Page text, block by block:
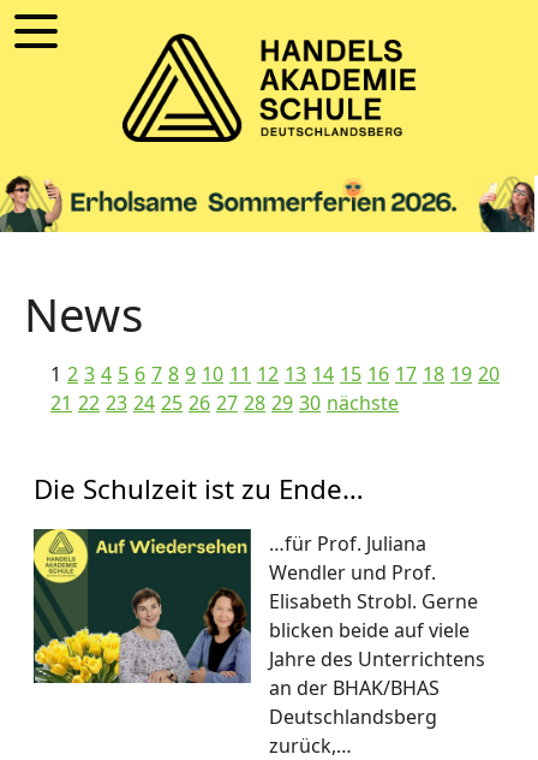
News
1 2 3 4 5 6 7 8 9 10 11 12 13 14 15 16 17 18 19 20
21 22 23 24 25 26 27 28 29 30 nächste
Die Schulzeit ist zu Ende…
…für Prof. Juliana
Wendler und Prof.
Elisabeth Strobl. Gerne
blicken beide auf viele
Jahre des Unterrichtens
an der BHAK/BHAS
Deutschlandsberg
zurück,…